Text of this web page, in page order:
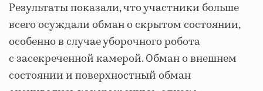
Результаты показали, что участники больше
всего осуждали обман о скрытом состоянии,
особенно в случае уборочного робота
с засекреченной камерой. Обман о внешнем
состоянии и поверхностный обман